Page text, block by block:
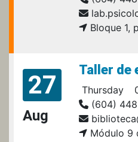
Bloque 1,
27
Aug
Taller de
Thursday
(604)
Módulo 9